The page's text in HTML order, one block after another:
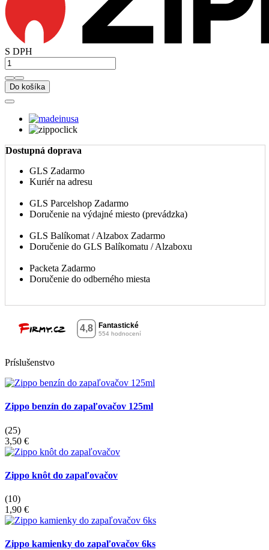
S DPH
Do košíka
Dostupná doprava
GLS Zadarmo
Kuriér na adresu
GLS Parcelshop Zadarmo
Doručenie na výdajné miesto (prevádzka)
GLS Balíkomat / Alzabox Zadarmo
Doručenie do GLS Balíkomatu / Alzaboxu
Packeta Zadarmo
Doručenie do odberného miesta
Príslušenstvo
Zippo benzín do zapaľovačov 125ml
(25)
3,50 €
Zippo knôt do zapaľovačov
(10)
1,90 €
Zippo kamienky do zapaľovačov 6ks